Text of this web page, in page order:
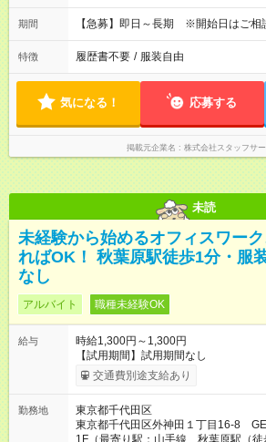
期間 【急募】即日～長期 ※開始日はご相
特徴 履歴書不要 / 服装自由
気になる！ 応募する
掲載元企業名 株式会社スタッフサ
未読
未経験から始めるオフィスワー
ればOK！ 秋葉原駅徒歩1分・服
なし
アルバイト 職種未経験OK
給与
時給1,300円～1,300円
【試用期間】試用期間なし
交通費別途支給あり
勤務地
東京都千代田区
東京都千代田区外神田１丁目16-8
1F（最寄り駅：山手線 秋葉原駅（徒